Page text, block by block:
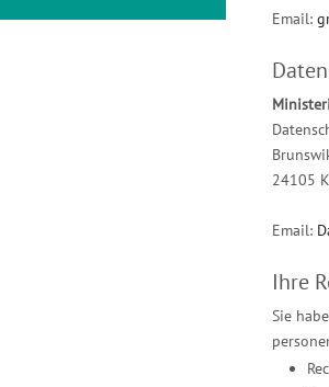
Email:
24105
Email:
Ihre
Sie